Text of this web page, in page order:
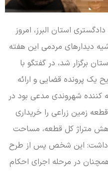
استان البرز، امروز
حاشیه دیدارهای مردمی این هفته
برگزار شد، در گفتگو با
یک پرونده قضایی و ارائه
کننده شهروندی مدعی بود در
۵۰۰ متر از یک قطعه زمین زراعی را خریداری
متراژ کل قطعه، مساحت
داشت: این شخص پس از طرح
در مرحله اجرای احکام